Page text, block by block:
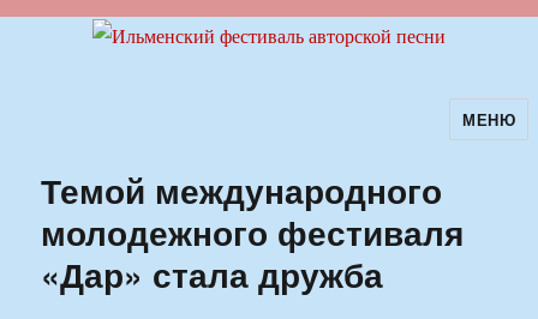
Ильменский фестиваль авторскойМЕНЮ
Темой международного
молодежного фестиваля
«Дар» стала дружба